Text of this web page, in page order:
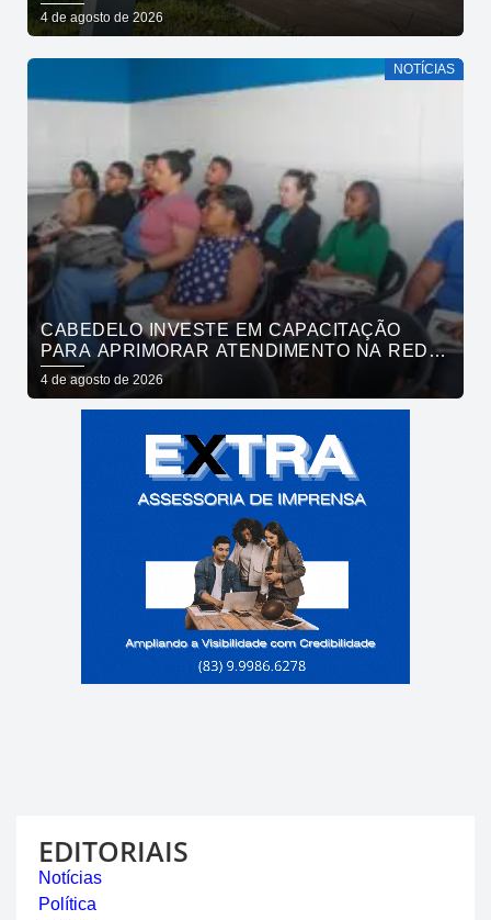
4 de agosto de 2026
NOTÍCIAS
CABEDELO INVESTE EM CAPACITAÇÃO
PARA APRIMORAR ATENDIMENTO NA REDE
DE BARES E RESTAURANTES
4 de agosto de 2026
EDITORIAIS
Notícias
Política